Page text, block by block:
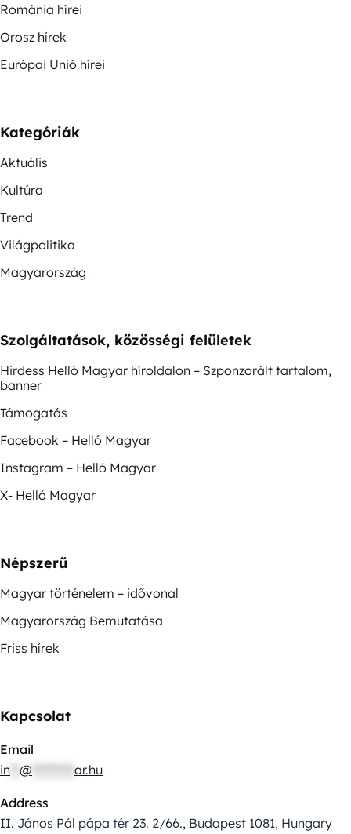
Románia hírei
Orosz hírek
Európai Unió hírei
Kategóriák
Aktuális
Kultúra
Trend
Világpolitika
Magyarország
Szolgáltatások, közösségi felületek
Hirdess Helló Magyar híroldalon – Szponzorált tartalom,
banner
Támogatás
Facebook – Helló Magyar
Instagram – Helló Magyar
X- Helló Magyar
Népszerű
Magyar történelem – idővonal
Magyarország Bemutatása
Friss hírek
Kapcsolat
Email
in @ ar.hu
Address
II. János Pál pápa tér 23. 2/66., Budapest 1081, Hungary